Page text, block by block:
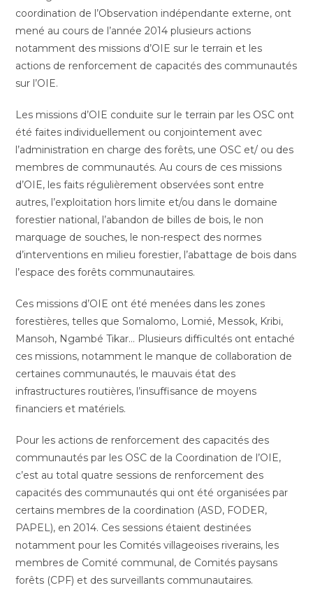
coordination de l’Observation indépendante externe, ont
mené au cours de l’année 2014 plusieurs actions
notamment des missions d’OIE sur le terrain et les
actions de renforcement de capacités des communautés
sur l’OIE.
Les missions d’OIE conduite sur le terrain par les OSC ont
été faites individuellement ou conjointement avec
l’administration en charge des forêts, une OSC et/ ou des
membres de communautés. Au cours de ces missions
d’OIE, les faits régulièrement observées sont entre
autres, l’exploitation hors limite et/ou dans le domaine
forestier national, l’abandon de billes de bois, le non
marquage de souches, le non-respect des normes
d’interventions en milieu forestier, l’abattage de bois dans
l’espace des forêts communautaires.
Ces missions d’OIE ont été menées dans les zones
forestières, telles que Somalomo, Lomié, Messok, Kribi,
Mansoh, Ngambé Tikar… Plusieurs difficultés ont entaché
ces missions, notamment le manque de collaboration de
certaines communautés, le mauvais état des
infrastructures routières, l’insuffisance de moyens
financiers et matériels.
Pour les actions de renforcement des capacités des
communautés par les OSC de la Coordination de l’OIE,
c’est au total quatre sessions de renforcement des
capacités des communautés qui ont été organisées par
certains membres de la coordination (ASD, FODER,
PAPEL), en 2014. Ces sessions étaient destinées
notamment pour les Comités villageoises riverains, les
membres de Comité communal, de Comités paysans
forêts (CPF) et des surveillants communautaires.